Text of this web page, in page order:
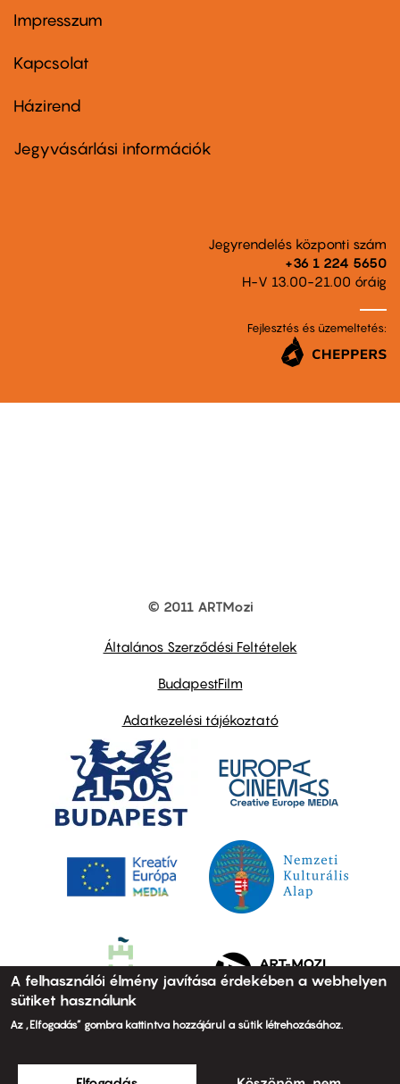
Footer
first
Impresszum
Kapcsolat
Footer
second
Házirend
Jegyvásárlási információk
Jegyrendelés központi szám
+36 1 224 5650
H-V 13.00-21.00 óráig
Fejlesztés és üzemeltetés:
© 2011 ARTMozi
Általános Szerződési Feltételek
BudapestFilm
Adatkezelési tájékoztató
A felhasználói élmény javítása érdekében a webhelyen
sütiket használunk
Az „Elfogadás” gombra kattintva hozzájárul a sütik létrehozásához.